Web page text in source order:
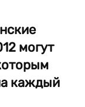
могут
каждый